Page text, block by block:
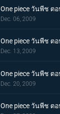
One piece วันพีช ต
Dec. 06, 2009
One piece วันพีช ต
Dec. 13, 2009
One piece วันพีช ต
Dec. 20, 2009
One piece วันพีช ต